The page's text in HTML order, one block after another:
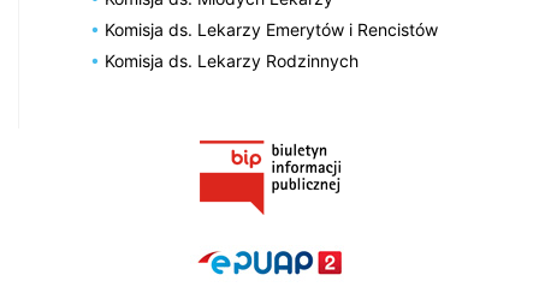
Komisja ds. Lekarzy Emerytów i Rencistów
Komisja ds. Lekarzy Rodzinnych